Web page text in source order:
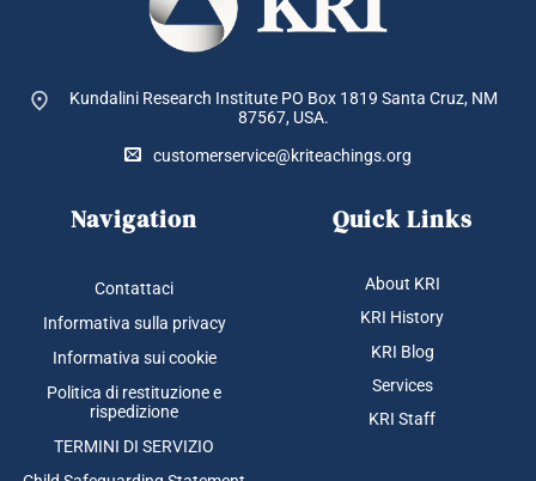
Kundalini Research Institute PO Box 1819 Santa Cruz, NM
87567, USA.
customerservice@kriteachings.org
Navigation
Contattaci
Informativa sulla privacy
Informativa sui cookie
Politica di restituzione e
rispedizione
TERMINI DI SERVIZIO
Quick Links
About KRI
KRI History
KRI Blog
Services
KRI Staff